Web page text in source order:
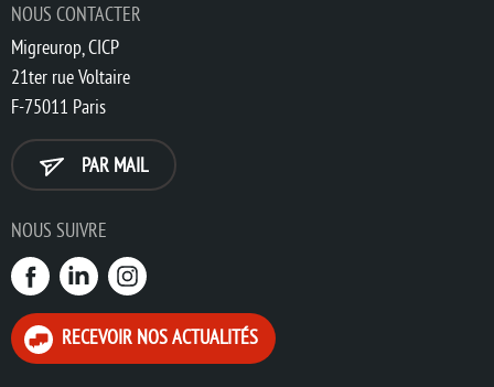
NOUS CONTACTER
Migreurop, CICP
21ter rue Voltaire
F-75011 Paris
PAR MAIL
NOUS SUIVRE
RECEVOIR NOS ACTUALITÉS